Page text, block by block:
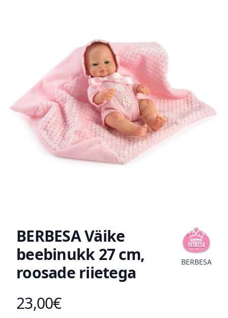
BERBESA Väike
beebinukk 27 cm,
roosade riietega
BERBESA
Toote hind
23,00€